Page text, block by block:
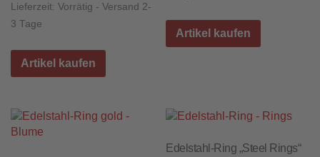
Lieferzeit: Vorrätig - Versand 2-
3 Tage
Artikel kaufen
Artikel kaufen
Edelstahl-Ring „Steel Rings“